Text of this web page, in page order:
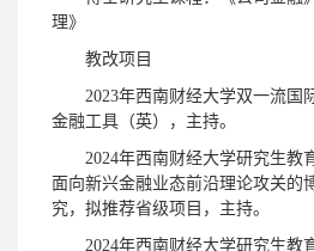
理》
教改项目
2023年西南财经大学双一流国
金融工具（英），主持。
2024年西南财经大学研究生教
面向新兴金融业态前沿理论攻关的
究，拟推荐省级项目，主持。
2024年西南财经大学研究生教